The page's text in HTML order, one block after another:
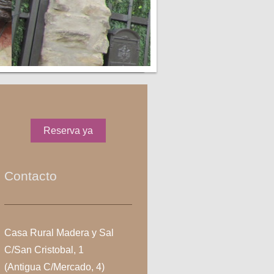
Reserva ya
Contacto
Casa Rural Madera y Sal
C/San Cristobal, 1
(Antigua C/Mercado, 4)